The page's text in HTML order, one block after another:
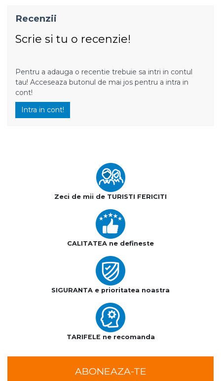
Recenzii
Scrie si tu o recenzie!
Pentru a adauga o recentie trebuie sa intri in contul
tau! Acceseaza butonul de mai jos pentru a intra in
cont!
Intra in cont!
Zeci de mii de TURISTI FERICITI
CALITATEA ne defineste
SIGURANTA e prioritatea noastra
TARIFELE ne recomanda
ABONEAZA-TE